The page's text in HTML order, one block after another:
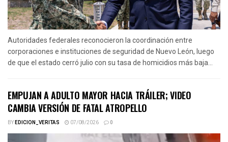
Autoridades federales reconocieron la coordinación entre
corporaciones e instituciones de seguridad de Nuevo León, luego
de que el estado cerró julio con su tasa de homicidios más baja...
EMPUJAN A ADULTO MAYOR HACIA TRÁILER; VIDEO
CAMBIA VERSIÓN DE FATAL ATROPELLO
BYEDICION_VERITAS 07/08/2026 0